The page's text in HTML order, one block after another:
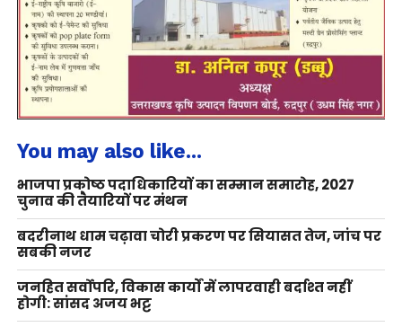
You may also like...
भाजपा प्रकोष्ठ पदाधिकारियों का सम्मान समारोह, 2027
चुनाव की तैयारियों पर मंथन
बदरीनाथ धाम चढ़ावा चोरी प्रकरण पर सियासत तेज, जांच पर
सबकी नजर
जनहित सर्वोपरि, विकास कार्यों में लापरवाही बर्दाश्त नहीं
होगी: सांसद अजय भट्ट